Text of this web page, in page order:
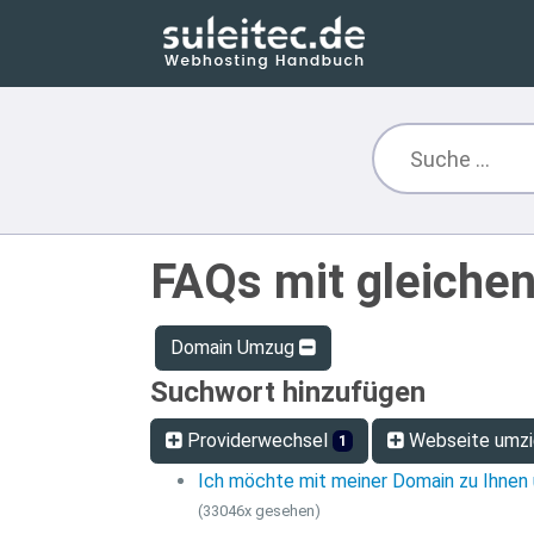
FAQs mit
Domain Umzug
Suchwort hinzufügen
Providerwechsel 1 Webseite
Ich möchte mit meiner Domain zu
(33046x gesehen)